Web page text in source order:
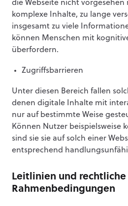
die Webseite nicht vorgesehen
komplexe Inhalte, zu lange
insgesamt zu viele
können Menschen mit
überfordern.
Zugriffsbarrieren
Unter diesen Bereich fallen
denen digitale Inhalte mit
nur auf bestimmte Weise
Können Nutzer beispielsweise
sind sie sie auf solch einer
entsprechend
Leitlinien und rechtliche
Rahmenbedingungen